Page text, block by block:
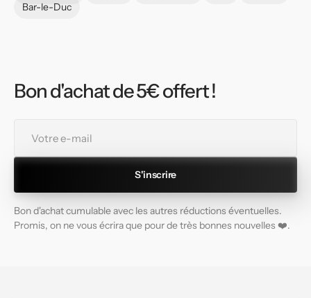
Bar-le-Duc
Bon d'achat de 5€ offert !
mail
S'inscrire
Bon d'achat cumulable avec les autres réductions éventuelles.
Promis, on ne vous écrira que pour de très bonnes nouvelles ❤️.